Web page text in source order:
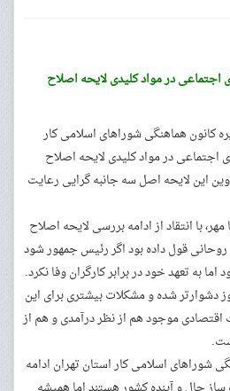
شرکای اجتماعی در مواد کلیدی لایحه اصلاح
کانون هماهنگی شوراهای اسلامی کار
اجتماعی در مواد کلیدی لایحه اصلاح
این لایحه اصل سه جانبه گرایی رعایت
با انتقاد از ادامه بررسی لایحه اصلاح
قول داده بود اگر رئیس جمهور شود
به تعهد خود در برابر کارگران وفا نکرد.
دشوارتر شده و مشکلات بیشتری برای این
موجود هم از نظر درآمدی و هم از
شوراهای اسلامی کار استان تهران ادامه